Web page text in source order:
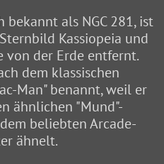
bekannt als NGC 281, ist
Kassiopeia und
von der Erde entfernt.
dem klassischen
Man" benannt, weil er
ähnlichen "Mund"-
beliebten Arcade-
ähnelt.